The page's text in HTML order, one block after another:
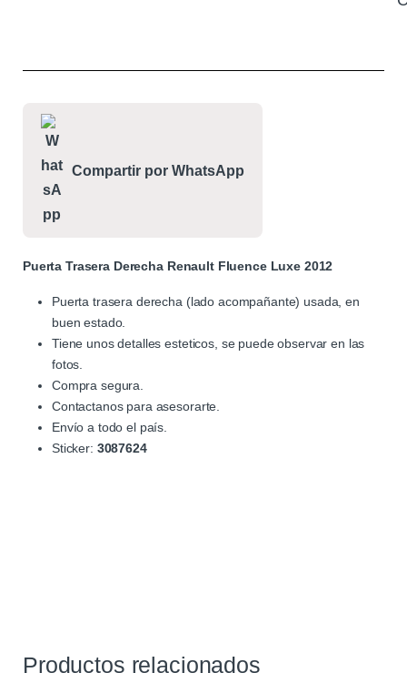
Compartir por WhatsApp
Puerta Trasera Derecha Renault Fluence Luxe 2012
Puerta trasera derecha (lado acompañante) usada, en
buen estado.
Tiene unos detalles esteticos, se puede observar en las
fotos.
Compra segura.
Contactanos para asesorarte.
Envío a todo el país.
Sticker: 3087624
Productos relacionados